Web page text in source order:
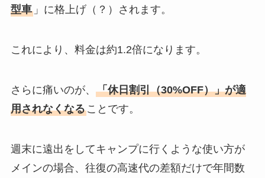
型車」に格上げ（？）されます。
これにより、料金は約1.2倍になります。
さらに痛いのが、 「休日割引（30%OFF）」が適
用されなくなることです。
週末に遠出をしてキャンプに行くような使い方が
メインの場合、往復の高速代の差額だけで年間数